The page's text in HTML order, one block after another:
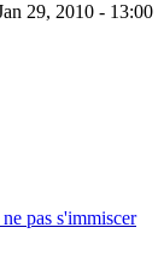
29, 2010 - 13:00
pas s'immiscer